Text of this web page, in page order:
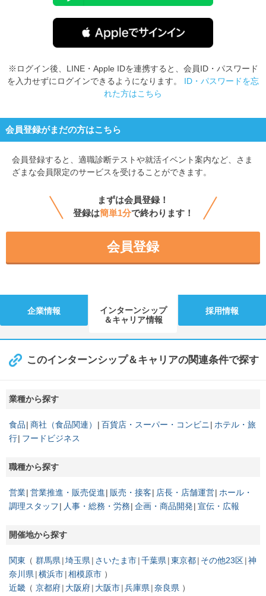
※ログイン後、LINE・Apple IDを連携すると、会員ID・パスワード
を入力せずにログインできるようになります。 ID・パスワードを忘
れた方はこちら
会員登録がまだの方はこちら
会員登録すると、 適職診断テストや就活イベント案内など、さま
ざまな会員限定のサービスを受けることができます。
まずは会員登録！
登録は簡単1分で終わります！
会員登録
企業情報
インターンシップ
＆キャリア情報
採用情報
このインターンシップ＆キャリアの関連条件で探す
業種から探す
食品 商社（食品関連） 百貨店・スーパー・コンビニ
ホテル・旅
行 フードビジネス
職種から探す
営業 営業推進・販売促進 販売・接客 店長・店舗運営 ホール・
調理スタッフ
人事・総務・労務 企画・商品開発 宣伝・広報
開催地から探す
関東 群馬県 埼玉県 さいたま市 千葉県 東京都 その他23区 神
奈川県 横浜市 相模原市
近畿
京都府 大阪府 大阪市 兵庫県 奈良県